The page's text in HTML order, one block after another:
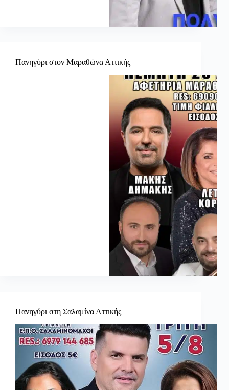
Πανηγύρι στον Μαραθώνα Αττικής
Πανηγύρι στη Σαλαμίνα Αττικής